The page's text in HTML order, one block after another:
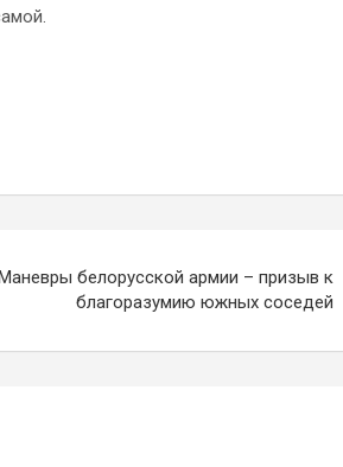
белорусской армии – призыв к
благоразумию южных соседей